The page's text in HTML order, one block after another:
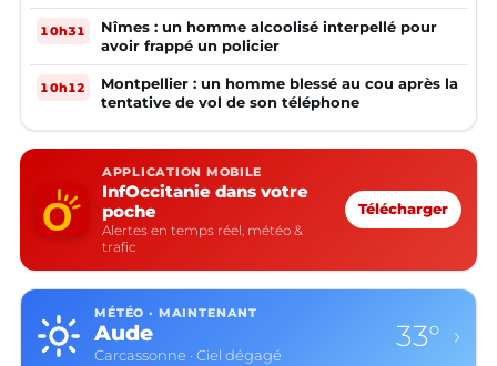
10h31
Nîmes : un homme alcoolisé interpellé pour
avoir frappé un policier
10h12
Montpellier : un homme blessé au cou après la
tentative de vol de son téléphone
APPLICATION MOBILE
InfOccitanie dans votre
poche
Alertes en temps réel, météo &
trafic
Télécharger
MÉTÉO · MAINTENANT
Aude
Carcassonne · Ciel dégagé
33° ›